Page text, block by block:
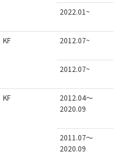
2022.01~
KF 2012.07~
2012.07~
KF
2012.04～
2020.09
2011.07～
2020.09